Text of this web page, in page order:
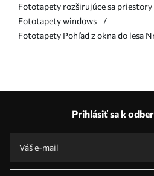
Fototapety rozširujúce sa priestory
Fototapety windows
Fototapety Pohľad z okna do lesa
Prihlásiť sa k